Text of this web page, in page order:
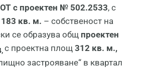
с проектен № 502.2533, с
183 кв. м. – собственост на
се образува общ проектен
,с проектна площ 312 кв. м.,
застрояване“ в квартал